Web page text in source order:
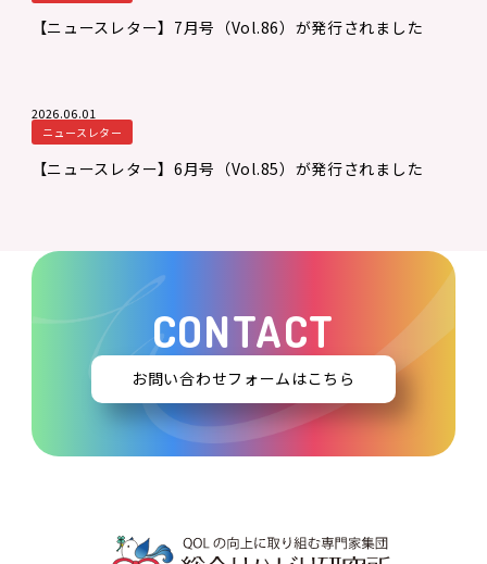
【ニュースレター】7月号（Vol.86）が発行されました
2026.06.01
ニュースレター
【ニュースレター】6月号（Vol.85）が発行されました
CONTACT
お問い合わせフォームはこちら